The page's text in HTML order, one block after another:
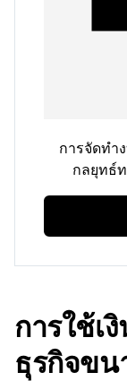
การจัดทำ
กลยุทธ์
การใช้เ
ธุรกิจข